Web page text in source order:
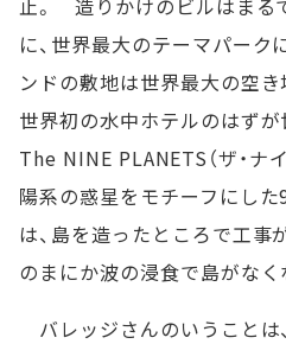
止。 造りかけのビルはまる
に、世界最大のテーマパーク
ンドの敷地は世界最大の空き
世界初の水中ホテルのはずが
The NINE PLANETS（ザ・ナ
陽系の惑星をモチーフにし
は、島を造ったところで工事
のまにか波の浸食で島がなく
バレッジさんのいうことは